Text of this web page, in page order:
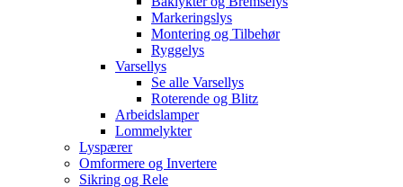
Markeringslys
Montering og Tilbehør
Ryggelys
Varsellys
Se alle Varsellys
Roterende og Blitz
Arbeidslamper
Lommelykter
Lyspærer
Omformere og Invertere
Sikring og Rele